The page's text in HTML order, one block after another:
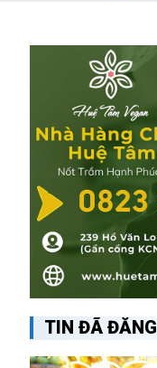
TIN ĐÃ ĐĂNG